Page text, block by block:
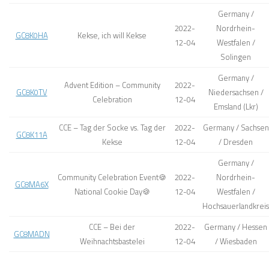
GC8K0HA Kekse, ich will Kekse
2022-
12-04
Germany /
Nordrhein-
Westfalen /
Solingen
GC8K0TV
Advent Edition – Community
Celebration
2022-
12-04
Germany /
Niedersachsen /
Emsland (Lkr)
GC8K11A
CCE – Tag der Socke vs. Tag der
Kekse
2022-
12-04
Germany / Sachsen
/ Dresden
GC8MA6X
Community Celebration Event🍪
National Cookie Day🍪
2022-
12-04
Germany /
Nordrhein-
Westfalen /
Hochsauerlandkreis
GC8MADN
CCE – Bei der
Weihnachtsbastelei
2022-
12-04
Germany / Hessen
/ Wiesbaden